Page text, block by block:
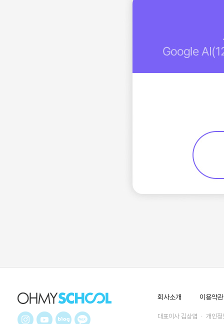
회사소개 이용약관
대표이사 김상엽 ㆍ 개인